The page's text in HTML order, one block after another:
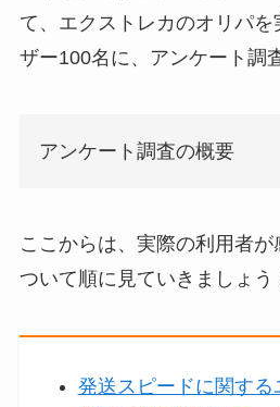
て、エクストレカのオリパ
ザー100名に、アンケート調
アンケート調査の概要
ここからは、実際の利用者
ついて順に見ていきましょう
発送スピードに関する